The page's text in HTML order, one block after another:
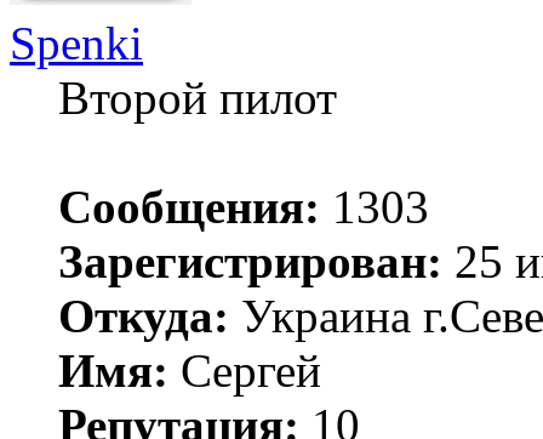
Spenki
Второй пилот
Сообщения: 1303
Зарегистрирован: 25
Откуда: Украина
Имя: Сергей
Репутация: 10